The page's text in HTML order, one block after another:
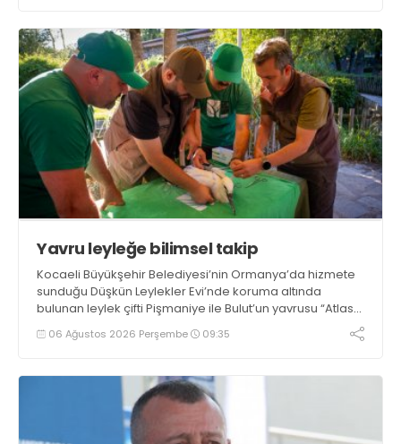
Yavru leyleğe bilimsel takip
Kocaeli Büyükşehir Belediyesi’nin Ormanya’da hizmete
sunduğu Düşkün Leylekler Evi’nde koruma altında
bulunan leylek çifti Pişmaniye ile Bulut’un yavrusu “Atlas”,
Büyükşehir’in yaban hayatını koruma çalışmalarının yeni
simgesi oldu
06 Ağustos 2026 Perşembe 09:35